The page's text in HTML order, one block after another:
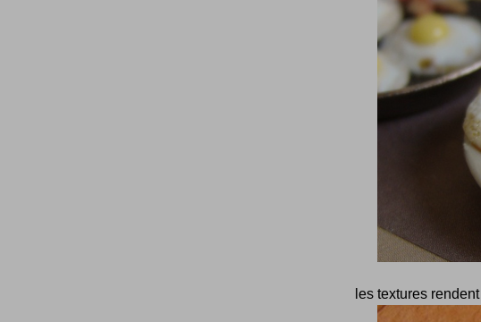
les textures